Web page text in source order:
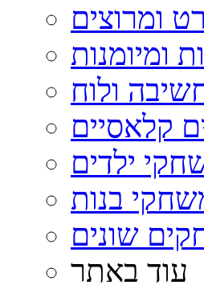
ומרוצים
ומיומנות
ולוח
קלאסיים
ילדים
בנות
שונים
עוד באתר